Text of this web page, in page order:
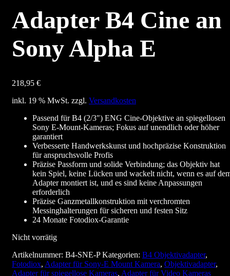
Adapter B4 Cine an
Sony Alpha E
218,95 €
inkl. 19 % MwSt. zzgl. Versandkosten
Passend für B4 (2/3″) ENG Cine-Objektive an spiegellosen
Sony E-Mount-Kameras; Fokus auf unendlich oder höher
garantiert
Verbesserte Handwerkskunst und hochpräzise Konstruktion
für anspruchsvolle Profis
Präzise Passform und solide Verbindung; das Objektiv hat
kein Spiel, keine Lücken und wackelt nicht, wenn es auf
Adapter montiert ist, und es sind keine Anpassungen
erforderlich
Präzise Ganzmetallkonstruktion mit verchromten
Messinghalterungen für sicheren und festen Sitz
24 Monate Fotodiox-Garantie
Nicht vorrätig
Artikelnummer: B4-SNE-P Kategorien: B4 Objektivadapter,
Fotodiox, Adapter für Sony-E Mount Kamera, Objektivadapter,
Adapter für spiegellose Kameras, Adapter für Video Kameras